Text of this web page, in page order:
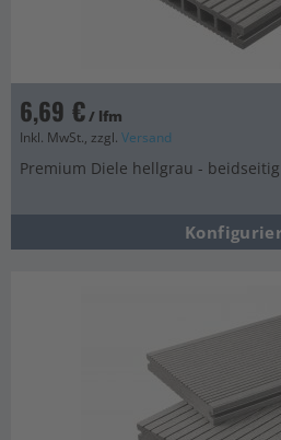
6,69 €/ lfm
Inkl. MwSt., zzgl. Versand
Premium Diele hellgrau -